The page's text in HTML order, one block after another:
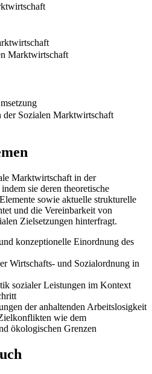
Marktwirtschaft
Sozialen Marktwirtschaft
Marktwirtschaft in der
sie deren theoretische
sowie aktuelle strukturelle
und die Vereinbarkeit von
Zielsetzungen hinterfragt.
konzeptionelle Einordnung des
Wirtschafts- und Sozialordnung in
sozialer Leistungen im Kontext
der anhaltenden Arbeitslosigkeit
wie dem
ökologischen Grenzen